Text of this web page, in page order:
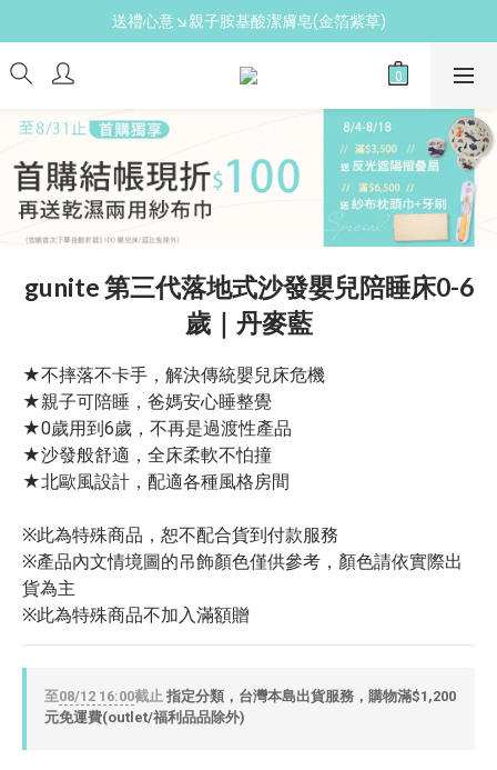
新手爸媽必備↘育兒懶人包
新手爸媽必備↘育兒懶人包
免費領↘逗寶媽媽禮
送禮心意↘親子胺基酸潔膚皂(金箔紫草)
新手爸媽必備↘育兒懶人包
gunite 第三代落地式沙發嬰兒陪睡床0-6
歲｜丹麥藍
★不摔落不卡手，解決傳統嬰兒床危機
★親子可陪睡，爸媽安心睡整覺
★0歲用到6歲，不再是過渡性產品
★沙發般舒適，全床柔軟不怕撞
★北歐風設計，配適各種風格房間
※此為特殊商品，恕不配合貨到付款服務
※產品內文情境圖的吊飾顏色僅供參考，顏色請依實際出
貨為主
※此為特殊商品不加入滿額贈
至08/12 16:00截止 指定分類，台灣本島出貨服務，購物滿$1,200
元免運費(outlet/福利品品除外)